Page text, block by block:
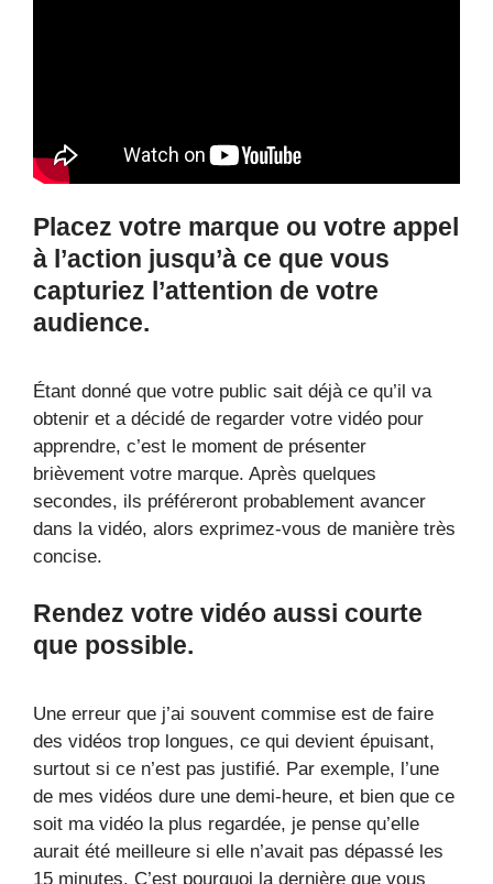
Placez votre marque ou votre appel
à l’action jusqu’à ce que vous
capturiez l’attention de votre
audience.
Étant donné que votre public sait déjà ce qu’il va
obtenir et a décidé de regarder votre vidéo pour
apprendre, c’est le moment de présenter
brièvement votre marque. Après quelques
secondes, ils préféreront probablement avancer
dans la vidéo, alors exprimez-vous de manière très
concise.
Rendez votre vidéo aussi courte
que possible.
Une erreur que j’ai souvent commise est de faire
des vidéos trop longues, ce qui devient épuisant,
surtout si ce n’est pas justifié. Par exemple, l’une
de mes vidéos dure une demi-heure, et bien que ce
soit ma vidéo la plus regardée, je pense qu’elle
aurait été meilleure si elle n’avait pas dépassé les
15 minutes. C’est pourquoi la dernière que vous